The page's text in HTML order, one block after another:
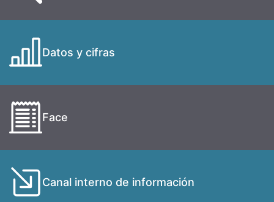
Datos y cifras
Face
Canal interno de información